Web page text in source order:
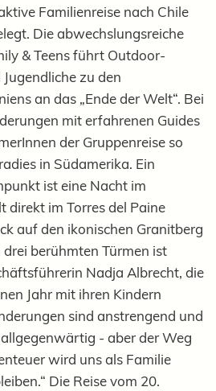
Familienreise nach Chile
Die abwechslungsreiche
& Teens führt Outdoor-
zu den
an das „Ende der Welt“. Bei
mit erfahrenen Guides
der Gruppenreise so
in Südamerika. Ein
ist eine Nacht im
direkt im Torres del Paine
auf den ikonischen Granitberg
drei berühmten Türmen ist
Nadja Albrecht, die
Jahr mit ihren Kindern
sind anstrengend und
- aber der Weg
wird uns als Familie
Die Reise vom 20.